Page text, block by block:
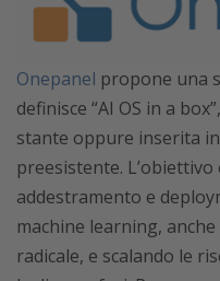
Onepanel propone una
definisce “AI OS in a
stante oppure inserita
preesistente.
addestramento e
machine learning,
radicale, e scalando le